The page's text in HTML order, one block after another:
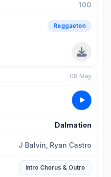
100
Reggaeton
08 May
Dalmation
J Balvin, Ryan Castro
Intro Chorus & Outro